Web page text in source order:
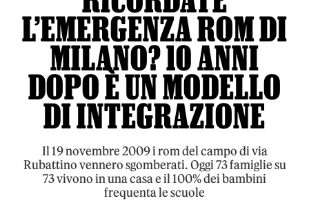
L’EMERGENZA ROM DI
MILANO? 10 ANNI
DOPO È UN MODELLO
DI INTEGRAZIONE
Il 19 novembre 2009 i rom del campo di via
Rubattino vennero sgomberati. Oggi 73 famiglie su
73 vivono in una casa e il 100% dei bambini
frequenta le scuole